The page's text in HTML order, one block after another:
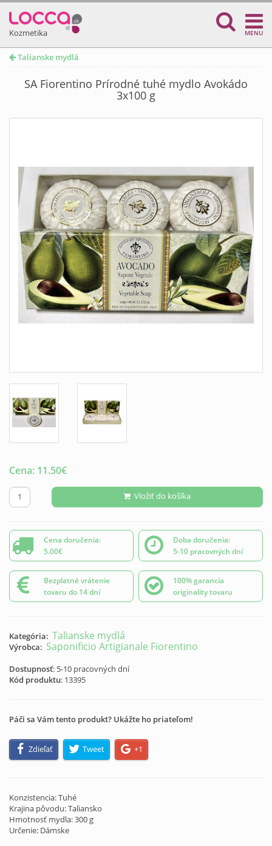
Kozmetika MENU
Talianske mydlá
SA Fiorentino Prírodné tuhé mydlo Avokádo
3x100 g
Cena: 11.50€
Vložiť do košíka
Cena doručenia:
5.00€
Doba doručenia:
5-10 pracovných dní
Bezplatné vrátenie
tovaru do 14 dní
100% garancia
originality tovaru
Kategória: Talianske mydlá
Výrobca: Saponificio Artigianale Fiorentino
Dostupnosť: 5-10 pracovných dní
Kód produktu: 13395
Páči sa Vám tento produkt? Ukážte ho priateľom!
Zdieľať Tweet +1
Konzistencia: Tuhé
Krajina pôvodu: Taliansko
Hmotnosť mydla: 300 g
Určenie: Dámske